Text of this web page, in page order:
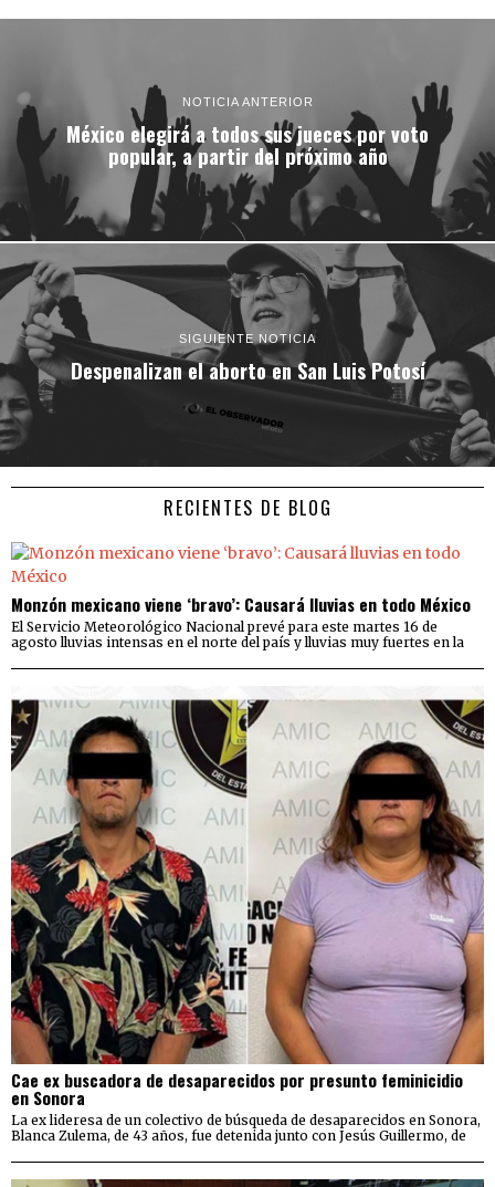
NOTICIA ANTERIOR
México elegirá a todos sus jueces por voto
popular, a partir del próximo año
SIGUIENTE NOTICIA
Despenalizan el aborto en San Luis Potosí
RECIENTES DE BLOG
Monzón mexicano viene ‘bravo’: Causará lluvias en todo México
El Servicio Meteorológico Nacional prevé para este martes 16 de
agosto lluvias intensas en el norte del país y lluvias muy fuertes en la
Cae ex buscadora de desaparecidos por presunto feminicidio
en Sonora
La ex lideresa de un colectivo de búsqueda de desaparecidos en Sonora,
Blanca Zulema, de 43 años, fue detenida junto con Jesús Guillermo, de